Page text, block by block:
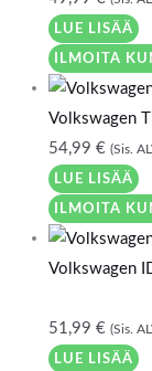
LUE LISÄÄ
ILMOITA
Volkswagen
54,99 € (Sis.
LUE LISÄÄ
ILMOITA
Volkswagen
51,99 € (Sis.
LUE LISÄÄ